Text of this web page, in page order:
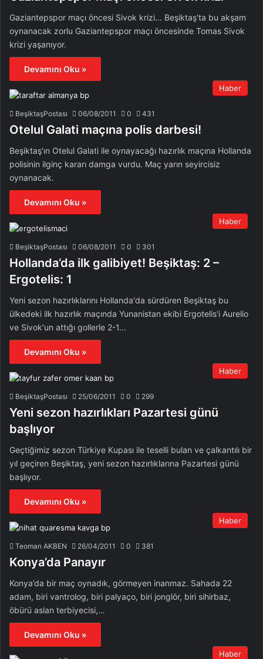
Gaziantepspor maçı öncesi Sivok krizi... Beşiktaş'ta bu akşam
oynanacak zorlu Gaziantepspor maçı öncesinde Tomas Sivok
krizi yaşanıyor.
Devamını Oku »
Haber
BeşiktaşPostası 06/08/2011 0 431
Otelul Galati maçına polis darbesi!
Beşiktaş'ın Otelul Galati ile oynayacağı hazırlık maçına Hollanda
polisinin ilginç kararı damga vurdu. Maç yarın seyircisiz
oynanacak.
Devamını Oku »
Haber
BeşiktaşPostası 06/08/2011 0 301
Hollanda’da ilk galibiyet! Beşiktaş: 2 –
Ergotelis: 1
Yeni sezon hazırlıklarını Hollanda'da sürdüren Beşiktaş bu
ülkedeki ilk hazırlık maçında Yunanistan ekibi Ergotelis'i Aurelio
ve Sivok'un attığı gollerle 2-1…
Devamını Oku »
Haber
BeşiktaşPostası 25/06/2011 0 299
Yeni sezon hazırlıkları Pazartesi günü
başlıyor
Geçtiğimiz sezon Türkiye Kupası ile teselli bulan ve çalkantılı bir
yıl geçiren Beşiktaş, yeni sezon hazırlıklarına Pazartesi günü
başlıyor.
Devamını Oku »
Haber
Teoman AKBEN 26/04/2011 0 381
Konya’da Panayır
Konya’da bir maç oynadık, görmeyen inanmaz. Sahada 22
adam, biri vantrolog, biri palyaço, biri jonglör, biri sihirbaz,
öbürü aslan terbiyecisi,…
Devamını Oku »
Haber